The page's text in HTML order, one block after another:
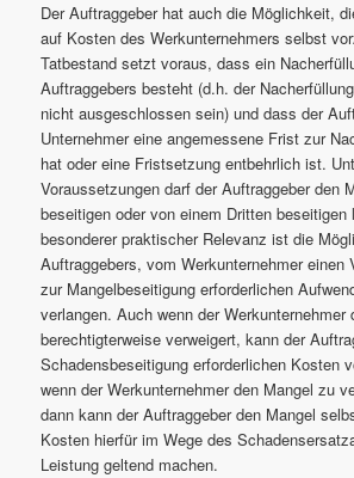
Der Auftraggeber hat auch die Möglichkeit,
auf Kosten des Werkunternehmers selbst
Tatbestand setzt voraus, dass ein
Auftraggebers besteht (d.h. der
nicht ausgeschlossen sein) und dass der
Unternehmer eine angemessene Frist zur
hat oder eine Fristsetzung entbehrlich ist.
Voraussetzungen darf der Auftraggeber den
beseitigen oder von einem Dritten beseitigen
besonderer praktischer Relevanz ist die
Auftraggebers, vom Werkunternehmer einen
zur Mangelbeseitigung erforderlichen
verlangen. Auch wenn der Werkunternehmer
berechtigterweise verweigert, kann der
Schadensbeseitigung erforderlichen Kosten
wenn der Werkunternehmer den Mangel zu
dann kann der Auftraggeber den Mangel
Kosten hierfür im Wege des
Leistung geltend machen.